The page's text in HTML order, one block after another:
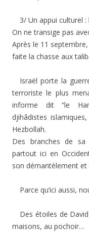
3/ Un appui culturel
On ne transige pas
Après le 11
faite la chasse aux
Israël porte la
terroriste le plus
informe dit “le
djihâdistes
Hezbollah.
Des branches de sa
partout ici en
son démantèlement et
Parce qu’ici aussi,
Des étoiles de
maisons, au pochoir…